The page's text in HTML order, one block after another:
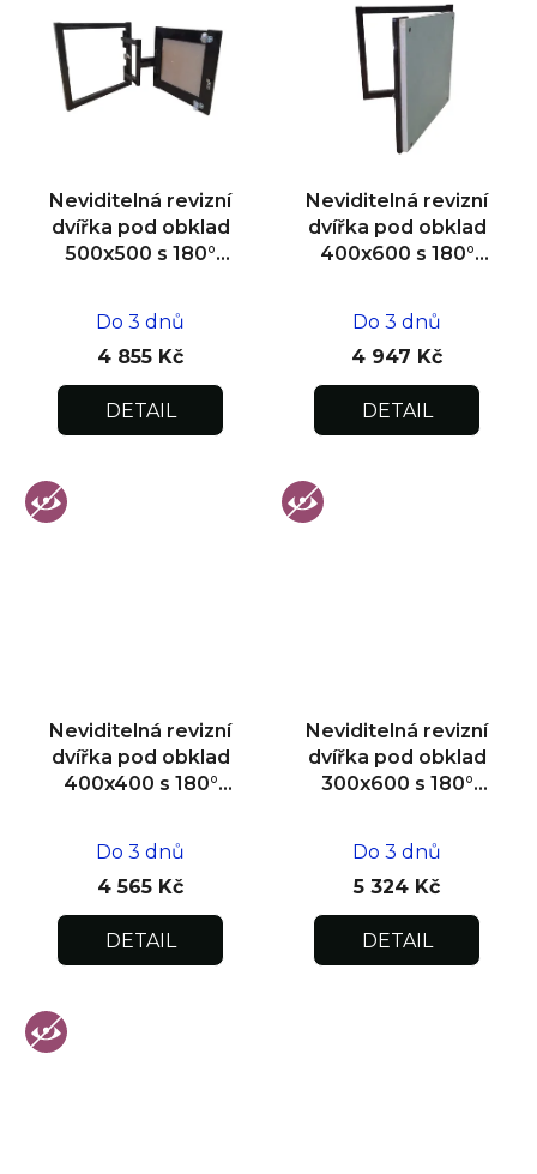
Neviditelná revizní
dvířka pod obklad
500x500 s 180°
Do 3 dnů
4 855 Kč
DETAIL
Neviditelná revizní
dvířka pod obklad
400x600 s 180°
Do 3 dnů
4 947 Kč
DETAIL
Neviditelná revizní
dvířka pod obklad
400x400 s 180°
Do 3 dnů
4 565 Kč
DETAIL
Neviditelná revizní
dvířka pod obklad
300x600 s 180°
Do 3 dnů
5 324 Kč
DETAIL